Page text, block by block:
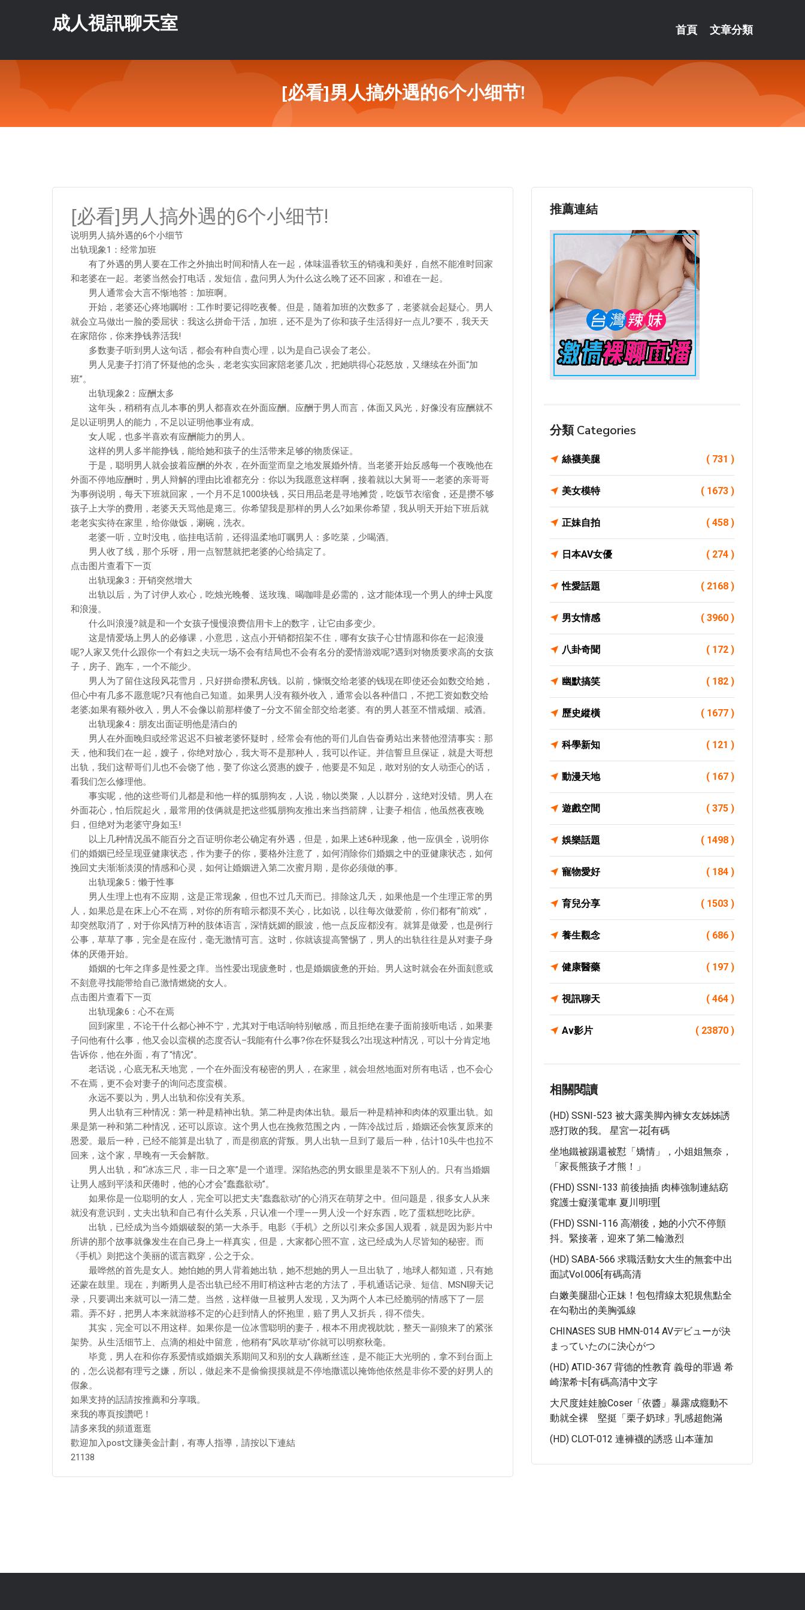
成人視訊聊天室 首頁 文章分類
[必看]男人搞外遇的6个小细节!
[必看]男人搞外遇的6个小细节!
说明男人搞外遇的6个小细节
出轨现象1：经常加班
有了外遇的男人要在工作之外抽出时间和情人在一起，体味温香软玉的销魂和美好，自然不能准时回家
和老婆在一起。老婆当然会打电话，发短信，盘问男人为什么这么晚了还不回家，和谁在一起。
男人通常会大言不惭地答：加班啊。
开始，老婆还心疼地嘱咐：工作时要记得吃夜餐。但是，随着加班的次数多了，老婆就会起疑心。男人
就会立马做出一脸的委屈状：我这么拼命干活，加班，还不是为了你和孩子生活得好一点儿?要不，我天天
在家陪你，你来挣钱养活我!
多数妻子听到男人这句话，都会有种自责心理，以为是自己误会了老公。
男人见妻子打消了怀疑他的念头，老老实实回家陪老婆几次，把她哄得心花怒放，又继续在外面“加
班”。
出轨现象2：应酬太多
这年头，稍稍有点儿本事的男人都喜欢在外面应酬。应酬于男人而言，体面又风光，好像没有应酬就不
足以证明男人的能力，不足以证明他事业有成。
女人呢，也多半喜欢有应酬能力的男人。
这样的男人多半能挣钱，能给她和孩子的生活带来足够的物质保证。
于是，聪明男人就会披着应酬的外衣，在外面堂而皇之地发展婚外情。当老婆开始反感每一个夜晚他在
外面不停地应酬时，男人辩解的理由比谁都充分：你以为我愿意这样啊，接着就以大舅哥——老婆的亲哥哥
为事例说明，每天下班就回家，一个月不足1000块钱，买日用品老是寻地摊货，吃饭节衣缩食，还是攒不够
孩子上大学的费用，老婆天天骂他是瘪三。你希望我是那样的男人么?如果你希望，我从明天开始下班后就
老老实实待在家里，给你做饭，涮碗，洗衣。
老婆一听，立时没电，临挂电话前，还得温柔地叮嘱男人：多吃菜，少喝酒。
男人收了线，那个乐呀，用一点智慧就把老婆的心给搞定了。
点击图片查看下一页
出轨现象3：开销突然增大
出轨以后，为了讨伊人欢心，吃烛光晚餐、送玫瑰、喝咖啡是必需的，这才能体现一个男人的绅士风度
和浪漫。
什么叫浪漫?就是和一个女孩子慢慢浪费信用卡上的数字，让它由多变少。
这是情爱场上男人的必修课，小意思，这点小开销都招架不住，哪有女孩子心甘情愿和你在一起浪漫
呢?人家又凭什么跟你一个有妇之夫玩一场不会有结局也不会有名分的爱情游戏呢?遇到对物质要求高的女孩
子，房子、跑车，一个不能少。
男人为了留住这段风花雪月，只好拼命攒私房钱。以前，慷慨交给老婆的钱现在即使还会如数交给她，
但心中有几多不愿意呢?只有他自己知道。如果男人没有额外收入，通常会以各种借口，不把工资如数交给
老婆;如果有额外收入，男人不会像以前那样傻了–分文不留全部交给老婆。有的男人甚至不惜戒烟、戒酒。
出轨现象4：朋友出面证明他是清白的
男人在外面晚归或经常迟迟不归被老婆怀疑时，经常会有他的哥们儿自告奋勇站出来替他澄清事实：那
天，他和我们在一起，嫂子，你绝对放心，我大哥不是那种人，我可以作证。并信誓旦旦保证，就是大哥想
出轨，我们这帮哥们儿也不会饶了他，娶了你这么贤惠的嫂子，他要是不知足，敢对别的女人动歪心的话，
看我们怎么修理他。
事实呢，他的这些哥们儿都是和他一样的狐朋狗友，人说，物以类聚，人以群分，这绝对没错。男人在
外面花心，怕后院起火，最常用的伎俩就是把这些狐朋狗友推出来当挡箭牌，让妻子相信，他虽然夜夜晚
归，但绝对为老婆守身如玉!
以上几种情况虽不能百分之百证明你老公确定有外遇，但是，如果上述6种现象，他一应俱全，说明你
们的婚姻已经呈现亚健康状态，作为妻子的你，要格外注意了，如何消除你们婚姻之中的亚健康状态，如何
挽回丈夫渐渐淡漠的情感和心灵，如何让婚姻进入第二次蜜月期，是你必须做的事。
出轨现象5：懒于性事
男人生理上也有不应期，这是正常现象，但也不过几天而已。排除这几天，如果他是一个生理正常的男
人，如果总是在床上心不在焉，对你的所有暗示都漠不关心，比如说，以往每次做爱前，你们都有“前戏”，
却突然取消了，对于你风情万种的肢体语言，深情妩媚的眼波，他一点反应都没有。就算是做爱，也是例行
公事，草草了事，完全是在应付，毫无激情可言。这时，你就该提高警惕了，男人的出轨往往是从对妻子身
体的厌倦开始。
婚姻的七年之痒多是性爱之痒。当性爱出现疲惫时，也是婚姻疲惫的开始。男人这时就会在外面刻意或
不刻意寻找能带给自己激情燃烧的女人。
点击图片查看下一页
出轨现象6：心不在焉
回到家里，不论干什么都心神不宁，尤其对于电话响特别敏感，而且拒绝在妻子面前接听电话，如果妻
子问他有什么事，他又会以蛮横的态度否认–我能有什么事?你在怀疑我么?出现这种情况，可以十分肯定地
告诉你，他在外面，有了“情况”。
老话说，心底无私天地宽，一个在外面没有秘密的男人，在家里，就会坦然地面对所有电话，也不会心
不在焉，更不会对妻子的询问态度蛮横。
永远不要以为，男人出轨和你没有关系。
男人出轨有三种情况：第一种是精神出轨。第二种是肉体出轨。最后一种是精神和肉体的双重出轨。如
果是第一种和第二种情况，还可以原谅。这个男人也在挽救范围之内，一阵冷战过后，婚姻还会恢复原来的
恩爱。最后一种，已经不能算是出轨了，而是彻底的背叛。男人出轨一旦到了最后一种，估计10头牛也拉不
回来，这个家，早晚有一天会解散。
男人出轨，和“冰冻三尺，非一日之寒”是一个道理。深陷热恋的男女眼里是装不下别人的。只有当婚姻
让男人感到平淡和厌倦时，他的心才会“蠢蠢欲动”。
如果你是一位聪明的女人，完全可以把丈夫“蠢蠢欲动”的心消灭在萌芽之中。但问题是，很多女人从来
就没有意识到，丈夫出轨和自己有什么关系，只认准一个理——男人没一个好东西，吃了蛋糕想吃比萨。
出轨，已经成为当今婚姻破裂的第一大杀手。电影《手机》之所以引来众多国人观看，就是因为影片中
所讲的那个故事就像发生在自己身上一样真实，但是，大家都心照不宣，这已经成为人尽皆知的秘密。而
《手机》则把这个美丽的谎言戳穿，公之于众。
最哗然的首先是女人。她怕她的男人背着她出轨，她不想她的男人一旦出轨了，地球人都知道，只有她
还蒙在鼓里。现在，判断男人是否出轨已经不用盯梢这种古老的方法了，手机通话记录、短信、MSN聊天记
录，只要调出来就可以一清二楚。当然，这样做一旦被男人发现，又为两个人本已经脆弱的情感下了一层
霜。弄不好，把男人本来就游移不定的心赶到情人的怀抱里，赔了男人又折兵，得不偿失。
其实，完全可以不用这样。如果你是一位冰雪聪明的妻子，根本不用虎视眈眈，整天一副狼来了的紧张
架势。从生活细节上、点滴的相处中留意，他稍有“风吹草动”你就可以明察秋毫。
毕竟，男人在和你存系爱情或婚姻关系期间又和别的女人藕断丝连，是不能正大光明的，拿不到台面上
的，怎么说都有理亏之嫌，所以，做起来不是偷偷摸摸就是不停地撒谎以掩饰他依然是非你不爱的好男人的
假象。
如果支持的話請按推薦和分享哦。
來我的專頁按讚吧！
請多來我的頻道逛逛
歡迎加入post文賺美金計劃，有專人指導，請按以下連結
21138
推薦連結
分類 Categories
絲襪美腿 ( 731 )
美女模特 ( 1673 )
正妹自拍 ( 458 )
日本AV女優 ( 274 )
性愛話題 ( 2168 )
男女情感 ( 3960 )
八卦奇聞 ( 172 )
幽默搞笑 ( 182 )
歷史縱橫 ( 1677 )
科學新知 ( 121 )
動漫天地 ( 167 )
遊戲空間 ( 375 )
娛樂話題 ( 1498 )
寵物愛好 ( 184 )
育兒分享 ( 1503 )
養生觀念 ( 686 )
健康醫藥 ( 197 )
視訊聊天 ( 464 )
Av影片 ( 23870 )
相關閱讀
(HD) SSNI-523 被大露美脚內褲女友姊姊誘
惑打敗的我。 星宮一花[有碼
坐地鐵被踢還被懟「矯情」，小姐姐無奈，
「家長熊孩子才熊！」
(FHD) SSNI-133 前後抽插 肉棒強制連結窈
窕護士癡漢電車 夏川明理[
(FHD) SSNI-116 高潮後，她的小穴不停顫
抖。緊接著，迎來了第二輪激烈
(HD) SABA-566 求職活動女大生的無套中出
面試Vol.006[有碼高清
白嫩美腿甜心正妹！包包揹線太犯規焦點全
在勾勒出的美胸弧線
CHINASES SUB HMN-014 AVデビューが決
まっていたのに決心がつ
(HD) ATID-367 背德的性教育 義母的罪過 希
崎潔希卡[有碼高清中文字
大尺度娃娃臉Coser「依醬」暴露成癮動不
動就全裸 堅挺「栗子奶球」乳感超飽滿
(HD) CLOT-012 連褲襪的誘惑 山本蓮加